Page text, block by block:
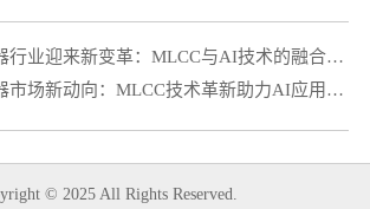
业迎来新变革：MLCC与AI技术的融合推动市场发展
市场新动向：MLCC技术革新助力AI应用发展
© 2025 All Rights Reserved.